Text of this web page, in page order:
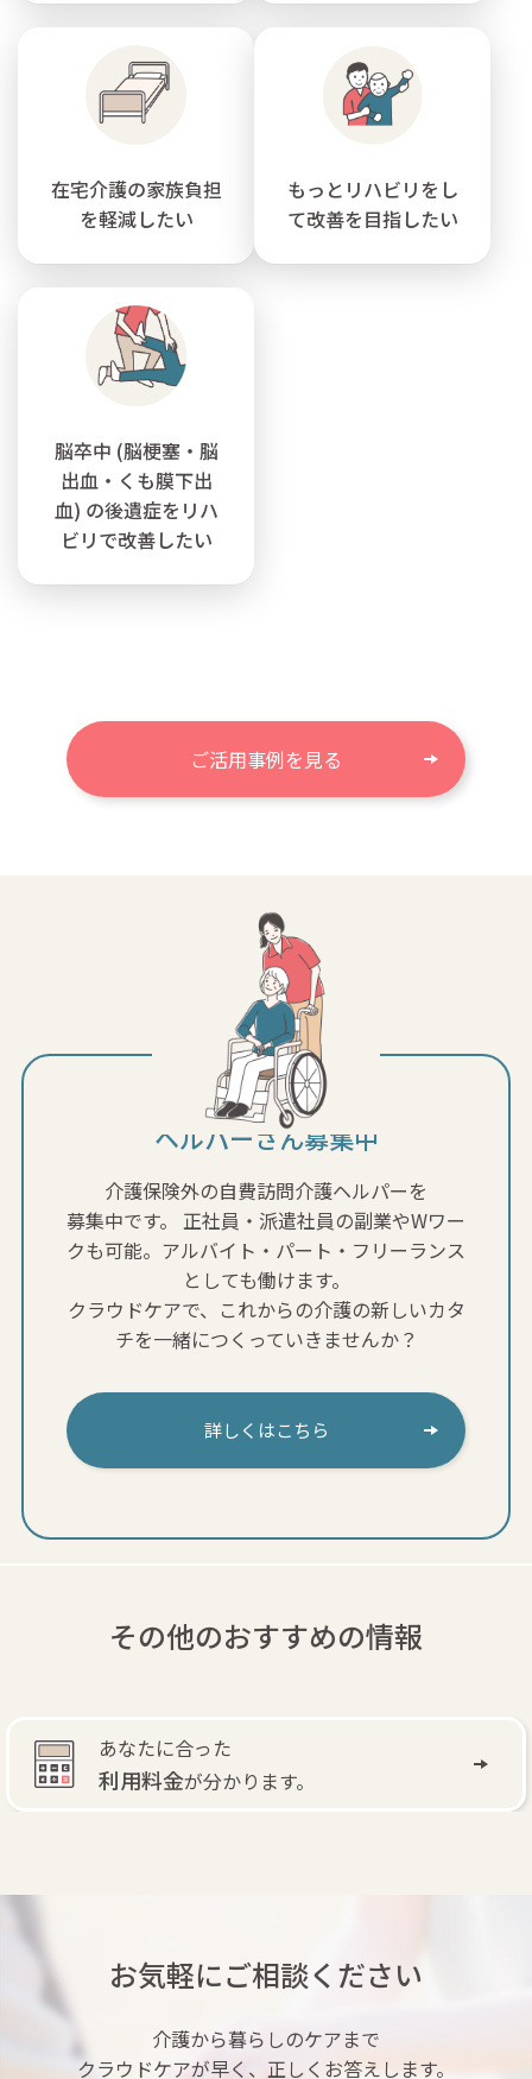
在宅介護の家族負担
を軽減したい
もっとリハビリをし
て改善を目指したい
脳卒中 (脳梗塞・脳
出血・くも膜下出
血) の後遺症をリハ
ビリで改善したい
ご活用事例を見る
ヘルパーさん募集中
介護保険外の自費訪問介護ヘルパーを
募集中です。
正社員・派遣社員の副業やWワー
クも可能。アルバイト・パート・フリーランス
としても働けます。
クラウドケアで、これからの介護の新しいカタ
チを一緒につくっていきませんか？
詳しくはこちら
その他のおすすめの情報
自費訪問リハビリ
退院後もリハビリできます。
お気軽にご相談ください
介護から暮らしのケアまで
クラウドケアが早く、正しくお答えします。